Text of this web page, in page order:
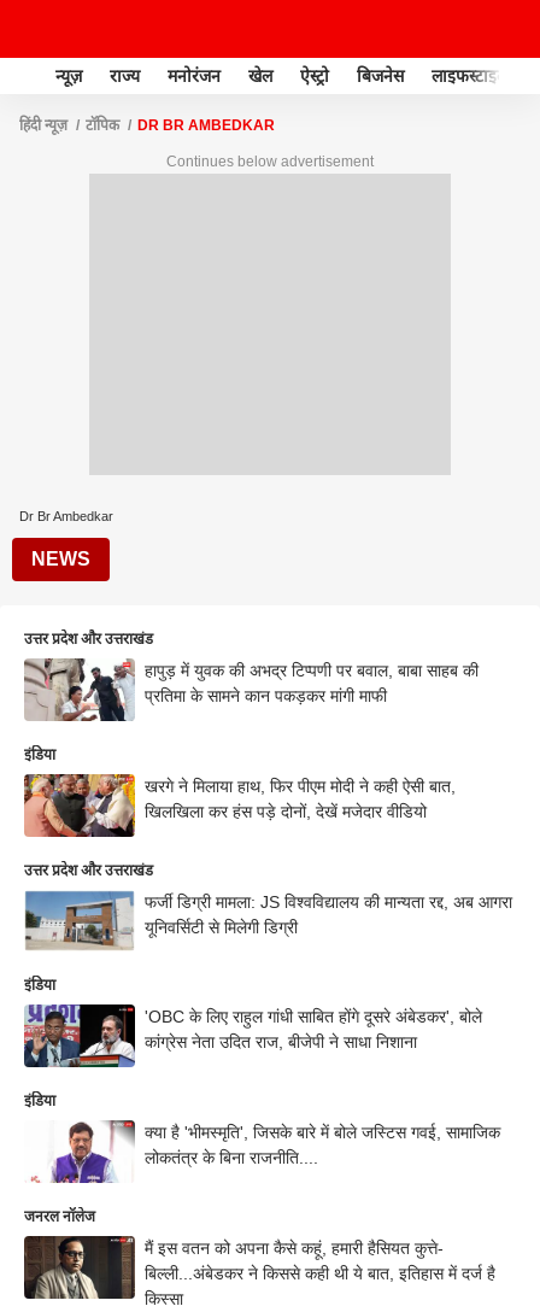
न्यूज़ राज्य मनोरंजन खेल ऐस्ट्रो बिजनेस लाइफस्टाइल
हिंदी न्यूज़ टॉपिक DR BR AMBEDKAR
Continues below advertisement
Dr Br Ambedkar
NEWS
उत्तर प्रदेश और उत्तराखंड
हापुड़ में युवक की अभद्र टिप्पणी पर बवाल, बाबा साहब की
प्रतिमा के सामने कान पकड़कर मांगी माफी
इंडिया
खरगे ने मिलाया हाथ, फिर पीएम मोदी ने कही ऐसी बात,
खिलखिला कर हंस पड़े दोनों, देखें मजेदार वीडियो
उत्तर प्रदेश और उत्तराखंड
फर्जी डिग्री मामला: JS विश्वविद्यालय की मान्यता रद्द, अब आगरा
यूनिवर्सिटी से मिलेगी डिग्री
इंडिया
'OBC के लिए राहुल गांधी साबित होंगे दूसरे अंबेडकर', बोले
कांग्रेस नेता उदित राज, बीजेपी ने साधा निशाना
इंडिया
क्या है 'भीमस्मृति', जिसके बारे में बोले जस्टिस गवई, सामाजिक
लोकतंत्र के बिना राजनीति....
जनरल नॉलेज
मैं इस वतन को अपना कैसे कहूं, हमारी हैसियत कुत्ते-
बिल्ली...अंबेडकर ने किससे कही थी ये बात, इतिहास में दर्ज है
किस्सा